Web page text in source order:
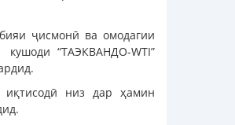
ҷисмонӣ ва омодагии
“ТАЭКВАНДО-WTI”
низ дар ҳамин